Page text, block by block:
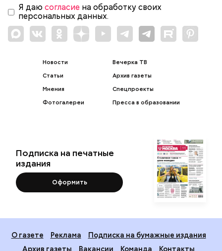
Я даю согласие на обработку своих
персональных данных.
Новости
Статьи
Мнения
Фотогалереи
Вечерка ТВ
Архив газеты
Спецпроекты
Пресса в образовании
Подписка на печатные
издания
Оформить
О газете Реклама
Подписка на бумажные издания
Архив газеты
Вакансии Команда
Контакты